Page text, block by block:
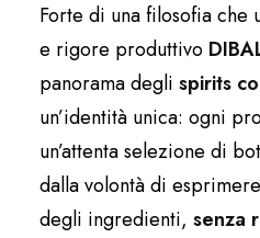
Forte di una filosofia che
e rigore produttivo
panorama degli spirits
un’identità unica: ogni
un’attenta selezione di
dalla volontà di
degli ingredienti, senza